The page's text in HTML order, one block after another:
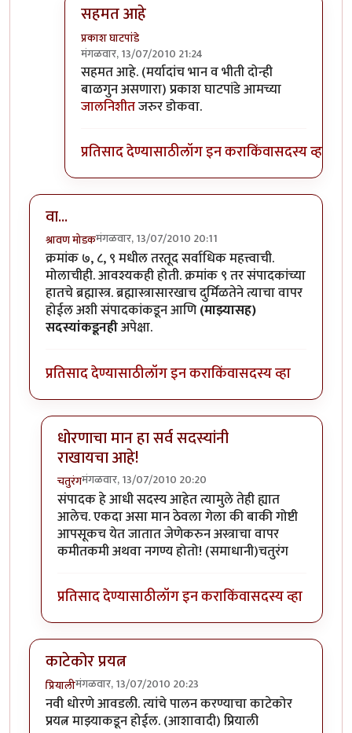
सहमत आहे
प्रकाश घाटपांडे
मंगळवार, 13/07/2010 21:24
In reply to+१ अगदी मान्य!byचतुरंग
सहमत आहे. (मर्यादांच भान व भीती दोन्ही
बाळगुन असणारा) प्रकाश घाटपांडे आमच्या
जालनिशीतजरुर डोकवा.
प्रतिसाद देण्यासाठीलॉग इन कराकिंवासदस्य व्हा
वा...
श्रावण मोडकमंगळवार, 13/07/2010 20:11
क्रमांक ७, ८, ९ मधील तरतूद सर्वाधिक महत्त्वाची.
मोलाचीही. आवश्यकही होती. क्रमांक ९ तर संपादकांच्या
हातचे ब्रह्मास्त्र. ब्रह्मास्त्रासारखाच दुर्मिळतेने त्याचा वापर
होईल अशी संपादकांकडून आणि(माझ्यासह)
सदस्यांकडूनहीअपेक्षा.
प्रतिसाद देण्यासाठीलॉग इन कराकिंवासदस्य व्हा
धोरणाचा मान हा सर्व सदस्यांनी
राखायचा आहे!
चतुरंगमंगळवार, 13/07/2010 20:20
In reply toवा...byश्रावण मोडक
संपादक हे आधी सदस्य आहेत त्यामुले तेही ह्यात
आलेच. एकदा असा मान ठेवला गेला की बाकी गोष्टी
आपसूकच येत जातात जेणेकरुन अस्त्राचा वापर
कमीतकमी अथवा नगण्य होतो! (समाधानी)चतुरंग
प्रतिसाद देण्यासाठीलॉग इन कराकिंवासदस्य व्हा
काटेकोर प्रयत्न
प्रियालीमंगळवार, 13/07/2010 20:23
नवी धोरणे आवडली. त्यांचे पालन करण्याचा काटेकोर
प्रयत्न माझ्याकडून होईल. (आशावादी) प्रियाली